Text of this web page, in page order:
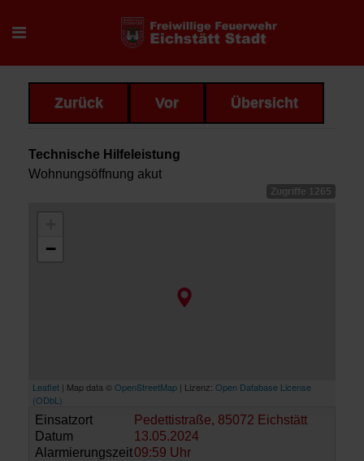
Zurück Vor Übersicht
Technische Hilfeleistung
Wohnungsöffnung akut
Zugriffe 1265
−
Leaflet | Map data © OpenStreetMap | Lizenz: Open Database License
(ODbL)
Einsatzort
Pedettistraße, 85072 Eichstätt
Datum
13.05.2024
Alarmierungszeit09:59 Uhr